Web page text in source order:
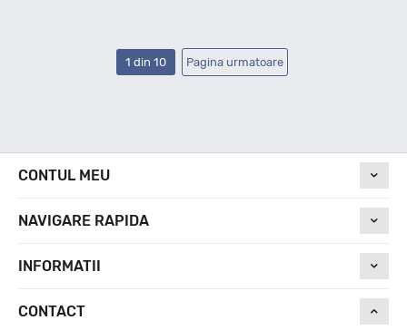
1 din 10 Pagina urmatoare
CONTUL MEU
NAVIGARE RAPIDA
INFORMATII
CONTACT